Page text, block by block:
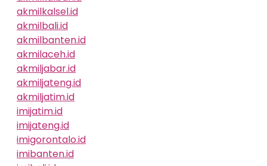
akmilkalsel.id
akmilbali.id
akmilbanten.id
akmilaceh.id
akmiljabar.id
akmiljateng.id
akmiljatim.id
imijatim.id
imijateng.id
imigorontalo.id
imibanten.id